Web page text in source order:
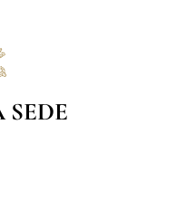
SEDE